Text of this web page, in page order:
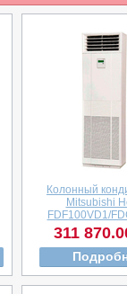
Колонный
Mitsubishi
FDF100VD1/
311